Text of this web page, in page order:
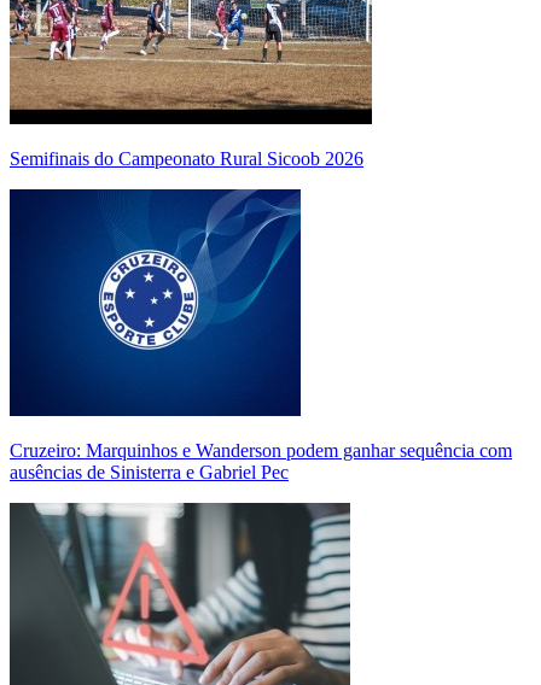
Semifinais do Campeonato Rural Sicoob 2026
Cruzeiro: Marquinhos e Wanderson podem ganhar sequência com
ausências de Sinisterra e Gabriel Pec